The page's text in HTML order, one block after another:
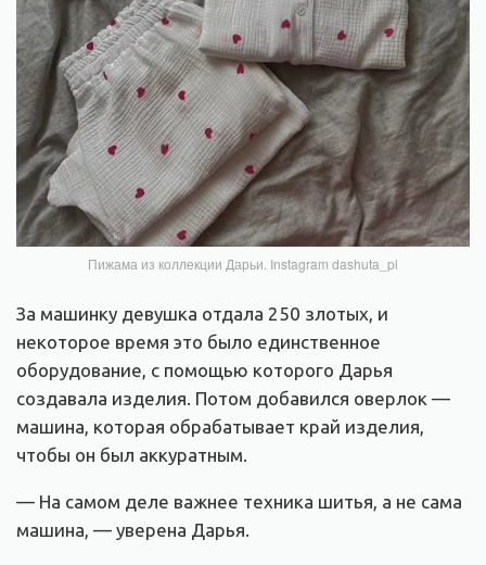
Пижама из коллекции Дарьи. Instagram dashuta_pl
За машинку девушка отдала 250 злотых, и
некоторое время это было единственное
оборудование, с помощью которого Дарья
создавала изделия. Потом добавился оверлок —
машина, которая обрабатывает край изделия,
чтобы он был аккуратным.
— На самом деле важнее техника шитья, а не сама
машина, — уверена Дарья.